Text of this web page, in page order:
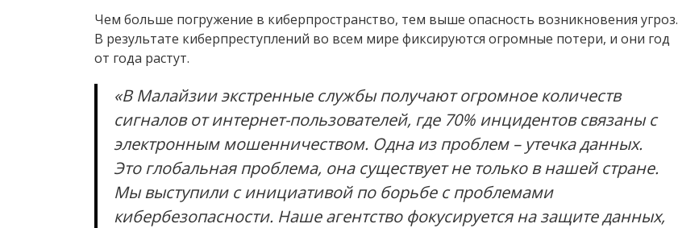
Чем больше погружение в киберпространство, тем выше опасность возникновения угроз.
В результате киберпреступлений во всем мире фиксируются огромные потери, и они год
от года растут.
«В Малайзии экстренные службы получают огромное количеств
сигналов от интернет-пользователей, где 70% инцидентов связаны с
электронным мошенничеством. Одна из проблем – утечка данных.
Это глобальная проблема, она существует не только в нашей стране.
Мы выступили с инициативой по борьбе с проблемами
кибербезопасности. Наше агентство фокусируется на защите данных,